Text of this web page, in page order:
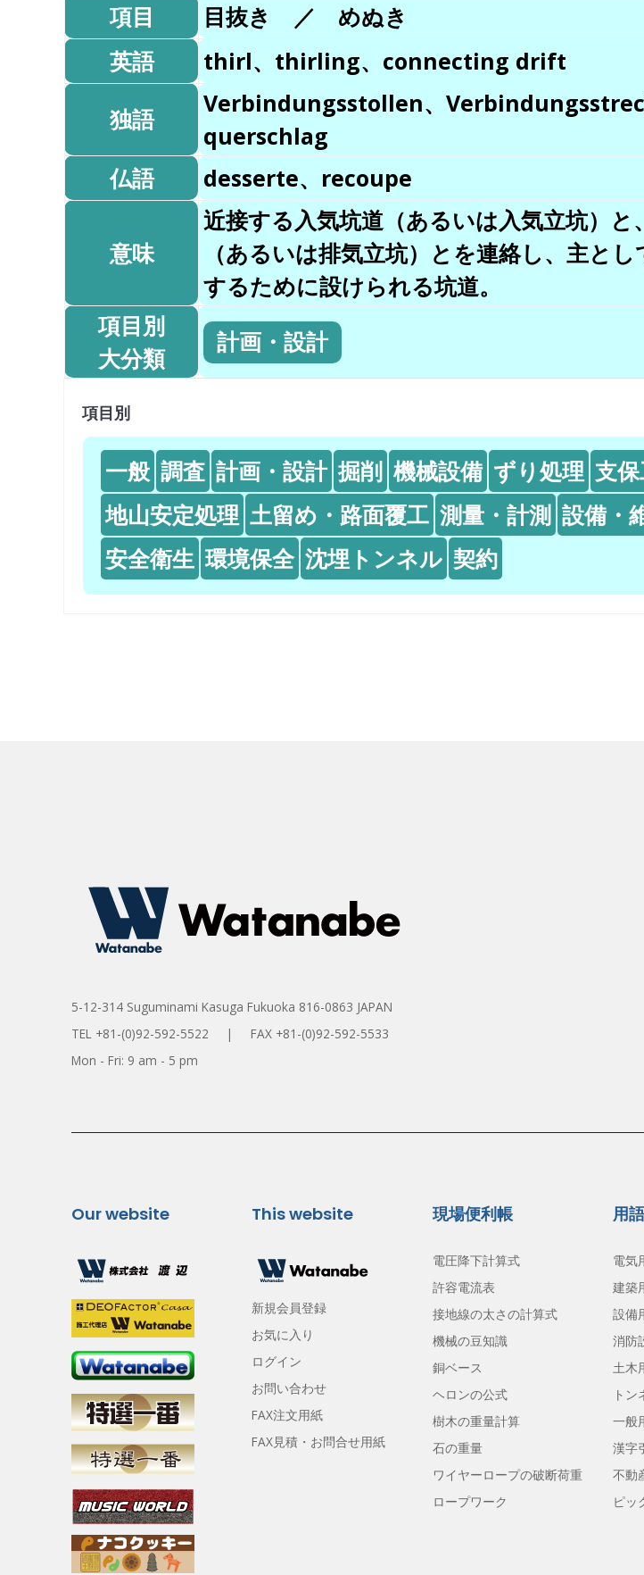
項目
目抜き ／ めぬき
英語
thirl、thirling、connecting drift
独語
Verbindungsstollen、
querschlag
仏語
desserte、recoupe
意味
近接する入気坑道（あるいは入気立坑）と
（あるいは排気立坑）とを連絡し、主と
するために設けられる坑道。
項目別
大分類
計画・設計
項目別
一般 調査 計画・設計 掘削 機械設備 ずり処理 支
地山安定処理 土留め・路面覆工 測量・計測 設備・
安全衛生 環境保全 沈埋トンネル 契約
5-12-314 Suguminami Kasuga Fukuoka 816-0863 JAPAN
TEL +81-(0)92-592-5522 | FAX +81-(0)92-592-5533
Mon - Fri: 9 am - 5 pm
Our website This website
新規会員登録
お気に入り
ログイン
お問い合わせ
FAX注文用紙
FAX見積・お問合せ用紙
現場便利帳
電圧降下計算式
許容電流表
接地線の太さの計算式
機械の豆知識
銅ベース
ヘロンの公式
樹木の重量計算
石の重量
ワイヤーロープの破断荷重
ロープワーク
用
電気
建築
設備
消防
土木
ト
一般
漢字
不動
ピッ